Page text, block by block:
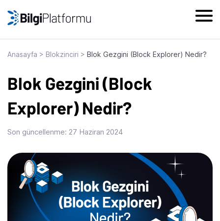
Anasayfa > Blokzinciri > Blok Gezgini (Block Explorer) Nedir?
Blok Gezgini (Block
Explorer) Nedir?
Son güncellenme: 27 Haziran 2024